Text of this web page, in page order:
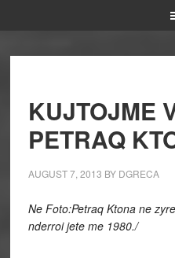
KUJTOJME
PETRAQ
AUGUST 7, 2013 BY DGRECA
Ne Foto:Petraq Ktona ne
nderroi jete me 1980./